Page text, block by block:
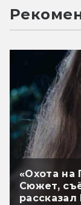
«Охота на
Сюжет,